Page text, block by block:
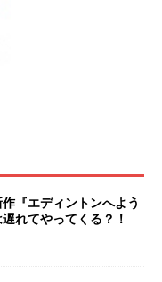
『エディントンへよう
れてやってくる？！